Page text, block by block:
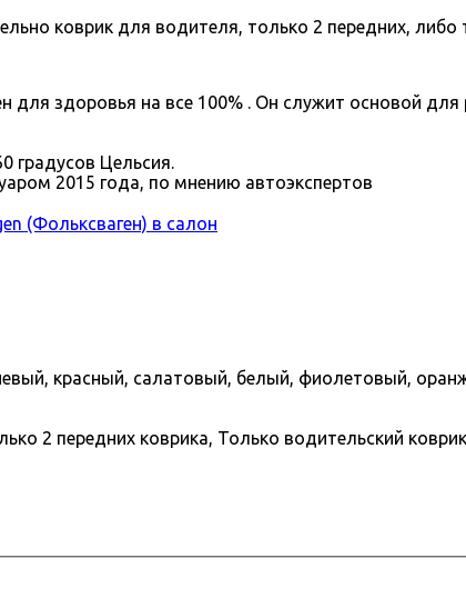
коврик для водителя, только 2 передних, либо
для здоровья на все 100% . Он служит основой
градусов Цельсия.
2015 года, по мнению автоэкспертов
(Фольксваген) в салон
красный, салатовый, белый, фиолетовый,
2 передних коврика, Только водительский